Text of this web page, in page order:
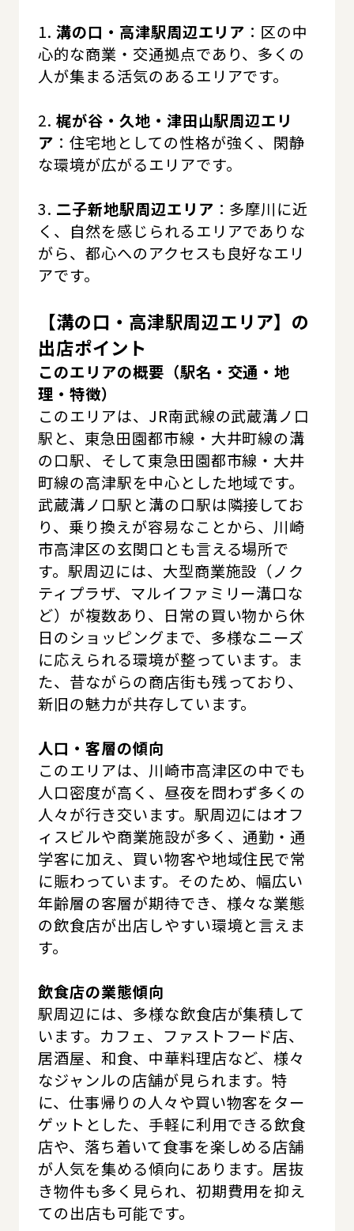
1. 溝の口・高津駅周辺エリア ：区の中
心的な商業・交通拠点であり、多くの
人が集まる活気のあるエリアです。
2. 梶が谷・久地・津田山駅周辺エリ
ア ：住宅地としての性格が強く、閑静
な環境が広がるエリアです。
3. 二子新地駅周辺エリア ：多摩川に近
く、自然を感じられるエリアでありな
がら、都心へのアクセスも良好なエリ
アです。
【溝の口・高津駅周辺エリア】の
出店ポイント
このエリアの概要（駅名・交通・地
理・特徴）
このエリアは、JR南武線の武蔵溝ノ口
駅と、東急田園都市線・大井町線の溝
の口駅、そして東急田園都市線・大井
町線の高津駅を中心とした地域です。
武蔵溝ノ口駅と溝の口駅は隣接してお
り、乗り換えが容易なことから、川崎
市高津区の玄関口とも言える場所で
す。駅周辺には、大型商業施設（ノク
ティプラザ、マルイファミリー溝口な
ど）が複数あり、日常の買い物から休
日のショッピングまで、多様なニーズ
に応えられる環境が整っています。ま
た、昔ながらの商店街も残っており、
新旧の魅力が共存しています。
人口・客層の傾向
このエリアは、川崎市高津区の中でも
人口密度が高く、昼夜を問わず多くの
人々が行き交います。駅周辺にはオフ
ィスビルや商業施設が多く、通勤・通
学客に加え、買い物客や地域住民で常
に賑わっています。そのため、幅広い
年齢層の客層が期待でき、様々な業態
の飲食店が出店しやすい環境と言えま
す。
飲食店の業態傾向
駅周辺には、多様な飲食店が集積して
います。カフェ、ファストフード店、
居酒屋、和食、中華料理店など、様々
なジャンルの店舗が見られます。特
に、仕事帰りの人々や買い物客をター
ゲットとした、手軽に利用できる飲食
店や、落ち着いて食事を楽しめる店舗
が人気を集める傾向にあります。居抜
き物件も多く見られ、初期費用を抑え
ての出店も可能です。